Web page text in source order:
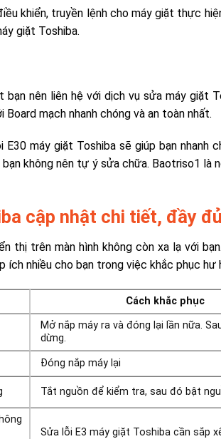
khiển, truyền lệnh cho máy giặt thực
giặt Toshiba.
bạn nên liên hệ với dịch vụ sửa máy giặt
mạch nhanh chóng và an toàn nhất.
máy giặt Toshiba sẽ giúp bạn nhanh
không nên tự ý sửa chữa. Baotriso1 là
cập nhật chi tiết, đầy
thị trên màn hình không còn xa lạ với
nhiều cho bạn trong việc khắc phục hư
Cách khắc phục
Mở nắp máy ra và đóng lại lần nữa.
dừng.
Đóng nắp máy lại
Tắt nguồn để kiểm tra, sau đó bật
Sửa lỗi E3 máy giặt Toshiba cần sắp